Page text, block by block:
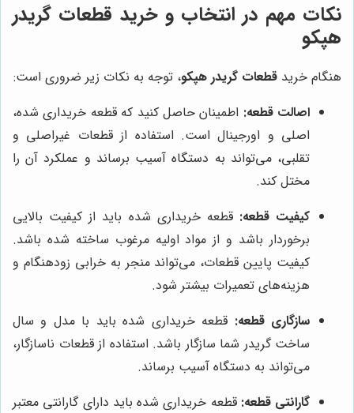
نکات مهم در انتخاب و خرید قطعات گریدر
هپکو
هنگام خرید قطعات گریدر هپکو، توجه به نکات زیر ضروری است:
اصالت قطعه: اطمینان حاصل کنید که قطعه خریداری شده،
اصلی و اورجینال است. استفاده از قطعات غیراصلی و
تقلبی، می‌تواند به دستگاه آسیب برساند و عملکرد آن را
مختل کند.
کیفیت قطعه: قطعه خریداری شده باید از کیفیت بالایی
برخوردار باشد و از مواد اولیه مرغوب ساخته شده باشد.
کیفیت پایین قطعات، می‌تواند منجر به خرابی زودهنگام و
هزینه‌های تعمیرات بیشتر شود.
سازگاری قطعه: قطعه خریداری شده باید با مدل و سال
ساخت گریدر شما سازگار باشد. استفاده از قطعات ناسازگار،
می‌تواند به دستگاه آسیب برساند.
گارانتی قطعه: قطعه خریداری شده باید دارای گارانتی معتبر